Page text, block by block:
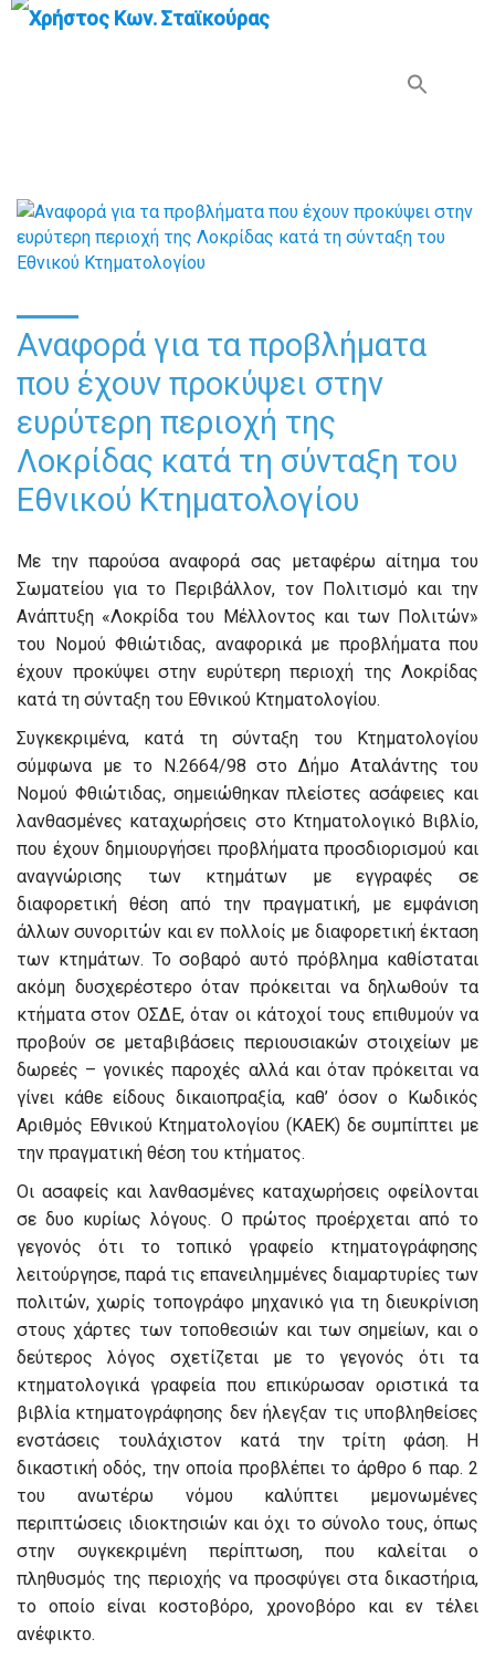
Αναφορά για τα προβλήματα
που έχουν προκύψει στην
ευρύτερη περιοχή της
Λοκρίδας κατά τη σύνταξη του
Εθνικού Κτηματολογίου
Με την παρούσα αναφορά σας μεταφέρω αίτημα του
Σωματείου για το Περιβάλλον, τον Πολιτισμό και την
Ανάπτυξη «Λοκρίδα του Μέλλοντος και των Πολιτών»
του Νομού Φθιώτιδας, αναφορικά με προβλήματα που
έχουν προκύψει στην ευρύτερη περιοχή της Λοκρίδας
κατά τη σύνταξη του Εθνικού Κτηματολογίου.
Συγκεκριμένα, κατά τη σύνταξη του Κτηματολογίου
σύμφωνα με το Ν.2664/98 στο Δήμο Αταλάντης του
Νομού Φθιώτιδας, σημειώθηκαν πλείστες ασάφειες και
λανθασμένες καταχωρήσεις στο Κτηματολογικό Βιβλίο,
που έχουν δημιουργήσει προβλήματα προσδιορισμού και
αναγνώρισης των κτημάτων με εγγραφές σε
διαφορετική θέση από την πραγματική, με εμφάνιση
άλλων συνοριτών και εν πολλοίς με διαφορετική έκταση
των κτημάτων. Το σοβαρό αυτό πρόβλημα καθίσταται
ακόμη δυσχερέστερο όταν πρόκειται να δηλωθούν τα
κτήματα στον ΟΣΔΕ, όταν οι κάτοχοί τους επιθυμούν να
προβούν σε μεταβιβάσεις περιουσιακών στοιχείων με
δωρεές – γονικές παροχές αλλά και όταν πρόκειται να
γίνει κάθε είδους δικαιοπραξία, καθ’ όσον ο Κωδικός
Αριθμός Εθνικού Κτηματολογίου (ΚΑΕΚ) δε συμπίπτει με
την πραγματική θέση του κτήματος.
Οι ασαφείς και λανθασμένες καταχωρήσεις οφείλονται
σε δυο κυρίως λόγους. Ο πρώτος προέρχεται από το
γεγονός ότι το τοπικό γραφείο κτηματογράφησης
λειτούργησε, παρά τις επανειλημμένες διαμαρτυρίες των
πολιτών, χωρίς τοπογράφο μηχανικό για τη διευκρίνιση
στους χάρτες των τοποθεσιών και των σημείων, και ο
δεύτερος λόγος σχετίζεται με το γεγονός ότι τα
κτηματολογικά γραφεία που επικύρωσαν οριστικά τα
βιβλία κτηματογράφησης δεν ήλεγξαν τις υποβληθείσες
ενστάσεις τουλάχιστον κατά την τρίτη φάση. Η
δικαστική οδός, την οποία προβλέπει το άρθρο 6 παρ. 2
του ανωτέρω νόμου καλύπτει μεμονωμένες
περιπτώσεις ιδιοκτησιών και όχι το σύνολο τους, όπως
στην συγκεκριμένη περίπτωση, που καλείται ο
πληθυσμός της περιοχής να προσφύγει στα δικαστήρια,
το οποίο είναι κοστοβόρο, χρονοβόρο και εν τέλει
ανέφικτο.